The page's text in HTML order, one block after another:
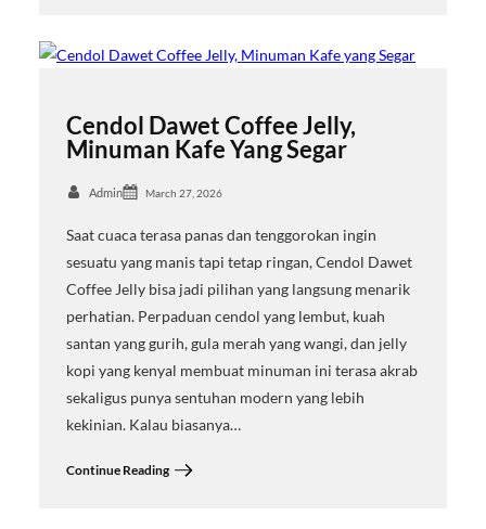
Cendol Dawet Coffee Jelly,
Minuman Kafe Yang Segar
Admin March 27, 2026
Saat cuaca terasa panas dan tenggorokan ingin
sesuatu yang manis tapi tetap ringan, Cendol Dawet
Coffee Jelly bisa jadi pilihan yang langsung menarik
perhatian. Perpaduan cendol yang lembut, kuah
santan yang gurih, gula merah yang wangi, dan jelly
kopi yang kenyal membuat minuman ini terasa akrab
sekaligus punya sentuhan modern yang lebih
kekinian. Kalau biasanya…
Continue Reading